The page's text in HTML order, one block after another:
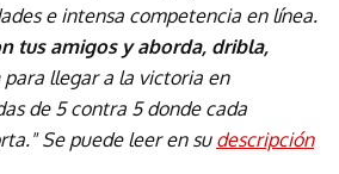
e intensa competencia en línea.
tus amigos y aborda, dribla,
para llegar a la victoria en
de 5 contra 5 donde cada
Se puede leer en sudescripción